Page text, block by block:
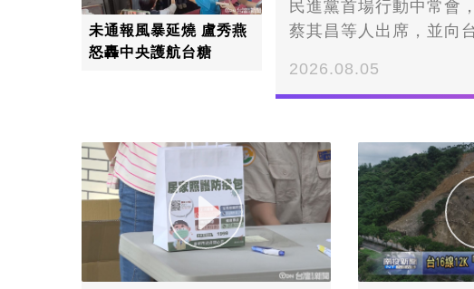
未通報風暴延燒 盧秀燕
怒轟中央護航台糖
民進黨首場行動中常會
蔡其昌等人出席，並向
師，拚戰勝選。 ▲民進
院黨團總召蔡其昌等人
常會，這天在台中舉行
力拚勝選。強調中常會
示，六星市政願景將帶
製造中心，以及提高營
氣。▲年底縣市長大選
桓攝年底縣市長大選，
2026.08.05